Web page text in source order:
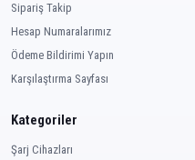
Sipariş Takip
Hesap Numaralarımız
Ödeme Bildirimi Yapın
Karşılaştırma Sayfası
Kategoriler
Şarj Cihazları